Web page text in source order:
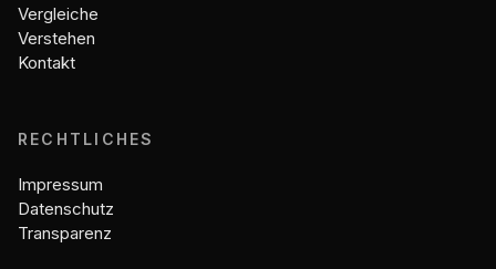
Vergleiche
Verstehen
Kontakt
RECHTLICHES
Impressum
Datenschutz
Transparenz